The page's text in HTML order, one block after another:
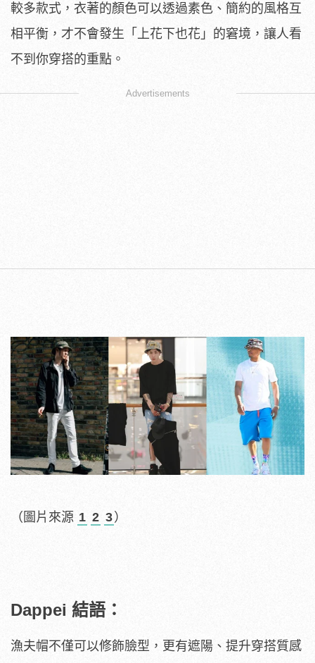
較多款式，衣著的顏色可以透過素色、簡約的風格互
相平衡，才不會發生「上花下也花」的窘境，讓人看
不到你穿搭的重點。
Advertisements
（圖片來源 1 2 3）
Dappei 結語：
漁夫帽不僅可以修飾臉型，更有遮陽、提升穿搭質感